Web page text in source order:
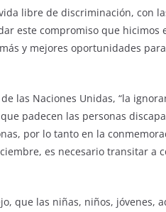
libre de discriminación, con
este compromiso que hicimos
y mejores oportunidades
las Naciones Unidas, “la
padecen las personas
por lo tanto en la
es necesario transitar a
que las niñas, niños, jóvenes,